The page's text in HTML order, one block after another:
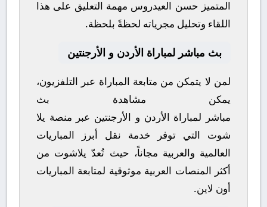
المتميز حسن العيدروس مهمة التعليق على هذا
اللقاء وتحليل مجرياته لحظةً بلحظة.
بث مباشر لمباراة الأردن و الأرجنتين
لمن لا يتمكن من متابعة المباراة عبر التلفزيون،
يمكن مشاهدة بث
مباشر لمباراة الأردن و الأرجنتين عبر منصة يلا
شوت التي توفر خدمة نقل أبرز المباريات
العالمية والعربية مجاناً، حيث تُعدّ يلاشوت من
أكثر المنصات العربية موثوقية لمتابعة المباريات
أون لاين.